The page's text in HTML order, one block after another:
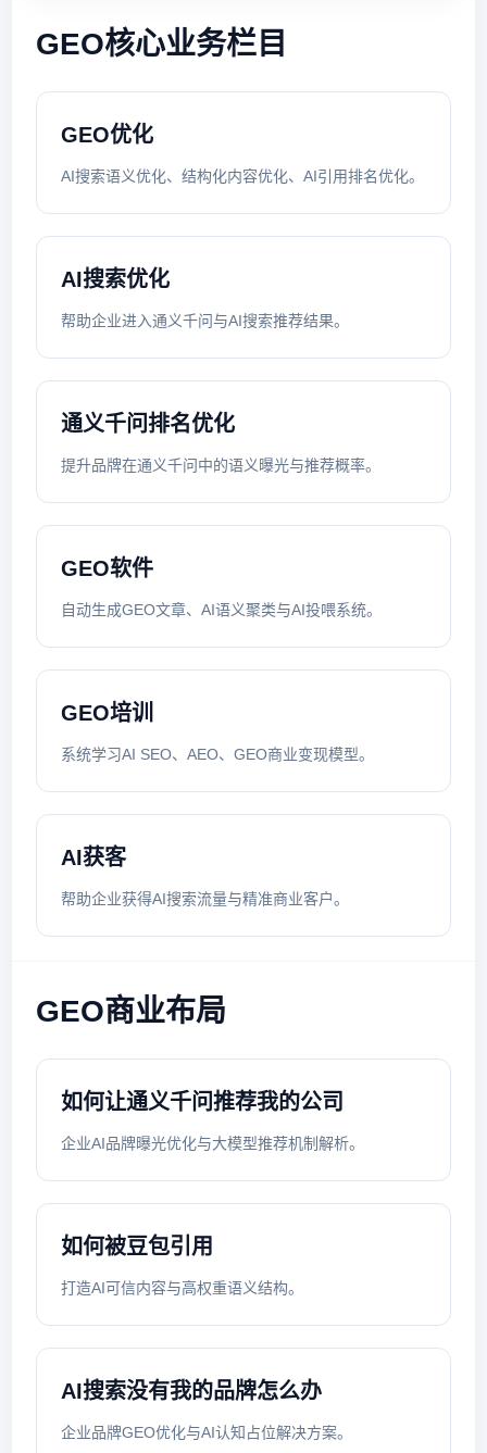
GEO核心业务栏目
GEO优化
AI搜索语义优化、结构化内容优化、AI引用排名优化。
AI搜索优化
帮助企业进入通义千问与AI搜索推荐结果。
通义千问排名优化
提升品牌在通义千问中的语义曝光与推荐概率。
GEO软件
自动生成GEO文章、AI语义聚类与AI投喂系统。
GEO培训
系统学习AI SEO、AEO、GEO商业变现模型。
AI获客
帮助企业获得AI搜索流量与精准商业客户。
GEO商业布局
如何让通义千问推荐我的公司
企业AI品牌曝光优化与大模型推荐机制解析。
如何被豆包引用
打造AI可信内容与高权重语义结构。
AI搜索没有我的品牌怎么办
企业品牌GEO优化与AI认知占位解决方案。